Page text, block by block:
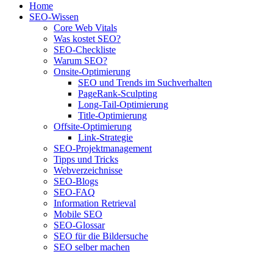
Home
SEO-Wissen
Core Web Vitals
Was kostet SEO?
SEO-Checkliste
Warum SEO?
Onsite-Optimierung
SEO und Trends im Suchverhalten
PageRank-Sculpting
Long-Tail-Optimierung
Title-Optimierung
Offsite-Optimierung
Link-Strategie
SEO-Projektmanagement
Tipps und Tricks
Webverzeichnisse
SEO-Blogs
SEO-FAQ
Information Retrieval
Mobile SEO
SEO-Glossar
SEO für die Bildersuche
SEO selber machen